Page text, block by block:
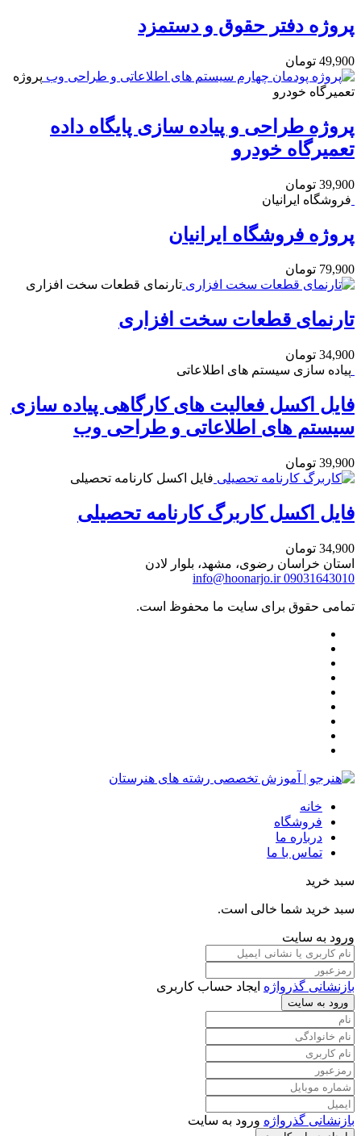
پروژه دفتر حقوق و دستمزد
49,900 تومان
پروژه
تعمیرگاه خودرو
پروژه طراحی و پیاده سازی پایگاه داده
تعمیرگاه خودرو
39,900 تومان
فروشگاه ایرانیان
پروژه فروشگاه ایرانیان
79,900 تومان
تارنمای قطعات سخت افزاری
تارنمای قطعات سخت افزاری
34,900 تومان
پیاده سازی سیستم های اطلاعاتی
فایل اکسل فعالیت های کارگاهی پیاده سازی
سیستم های اطلاعاتی و طراحی وب
39,900 تومان
فایل اکسل کارنامه تحصیلی
فایل اکسل کاربرگ کارنامه تحصیلی
34,900 تومان
استان خراسان رضوی، مشهد، بلوار لادن
09031643010
info@hoonarjo.ir
تمامی حقوق برای سایت ما محفوظ است.
خانه
فروشگاه
درباره ما
تماس با ما
سبد خرید
سبد خرید شما خالی است.
ورود به سایت
بازنشانی گذرواژه ایجاد حساب کاربری
ورود به سایت
بازنشانی گذرواژه ورود به سایت